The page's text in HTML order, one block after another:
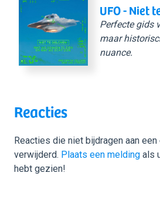
UFO - Niet
Perfecte gids
maar
nuance.
Reacties
Reacties die niet bijdragen aan
verwijderd. Plaats een melding als
hebt gezien!